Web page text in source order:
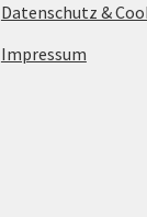
Datenschutz &
Impressum